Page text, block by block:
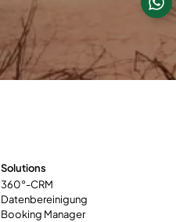
Solutions
360°-CRM
Datenbereinigung
Booking Manager